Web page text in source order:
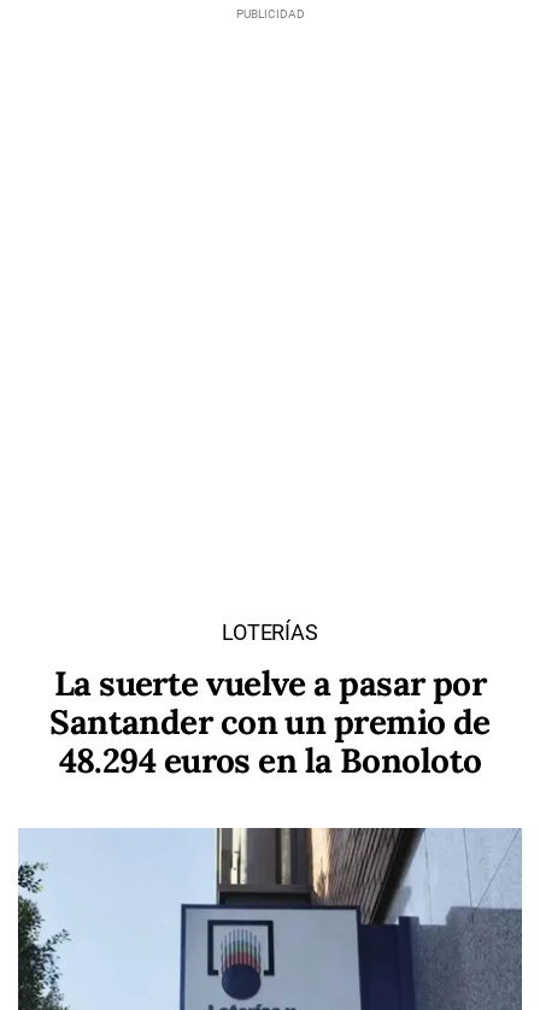
LOTERÍAS
La suerte vuelve a pasar por
Santander con un premio de
48.294 euros en la Bonoloto